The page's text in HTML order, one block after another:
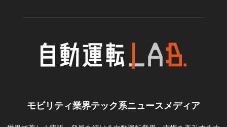
モビリティ業界テック系ニュースメディア